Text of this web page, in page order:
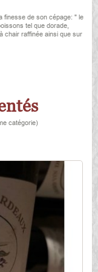
finesse de son cépage: " le
tel que dorade,
chair raffinée ainsi que sur
catégorie)